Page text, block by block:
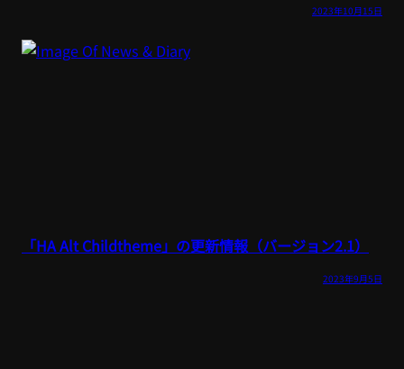
2023年10月15日
「HA Alt Childtheme」の更新情報（バージョン2.1）
2023年9月5日